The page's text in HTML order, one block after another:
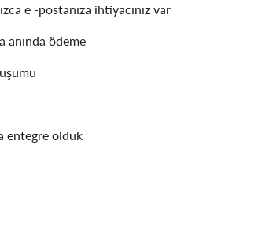
e -postanıza ihtiyacınız var
anında ödeme
entegre olduk